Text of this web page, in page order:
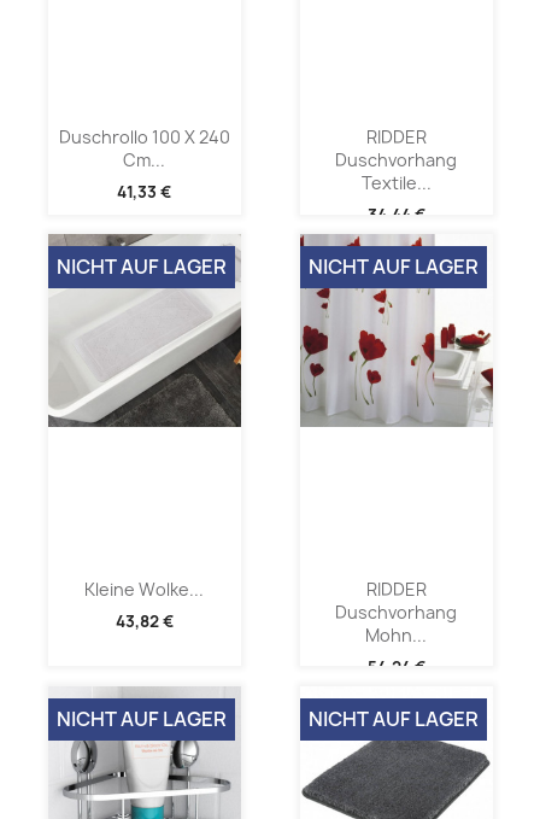
Duschrollo 100 X 240
Cm...
41,33 €
RIDDER
Duschvorhang
Textile...
34,44 €
Kleine Wolke...
43,82 €
NICHT AUF LAGER
RIDDER
Duschvorhang
Mohn...
54,24 €
NICHT AUF LAGER
NICHT AUF LAGER NICHT AUF LAGER